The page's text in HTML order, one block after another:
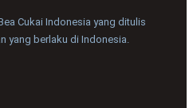
Cukai Indonesia yang ditulis
yang berlaku di Indonesia.